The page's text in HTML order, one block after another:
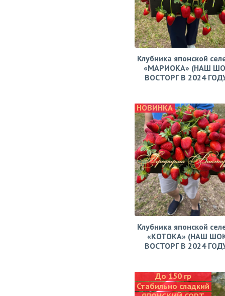
Клубника японской
«МАРИОКА» (НАШ
ВОСТОРГ В 2024
НОВИНКА
Клубника японской
«КОТОКА» (НАШ
ВОСТОРГ В 2024
До 150 гр
Стабильно сладкий